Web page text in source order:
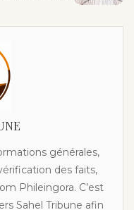
générales,
des faits,
Phileingora. C’est
Sahel Tribune afin